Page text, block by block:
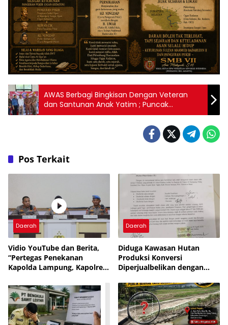
AWAS Berbagi Bingkisan Dengan Veteran
dan Santunan Anak Yatim ; Puncak
Perayaan HUT RI ke-80
Pos Terkait
Daerah
Vidio YouTube dan Berita,
“Pertegas Penekanan
Kapolda Lampung, Kapolres
Anggota Terlibat Narkoba,
Judol, KDRT dan
Perselingkuhan”
Daerah
Diduga Kawasan Hutan
Produksi Konversi
Diperjualbelikan dengan